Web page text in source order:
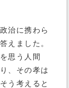
治に携わら
えました。
思う人間
、その孝は
う考えると